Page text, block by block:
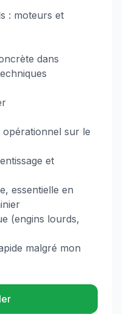
: moteurs et
dans
sur le
et
essentielle en
(engins lourds,
malgré mon